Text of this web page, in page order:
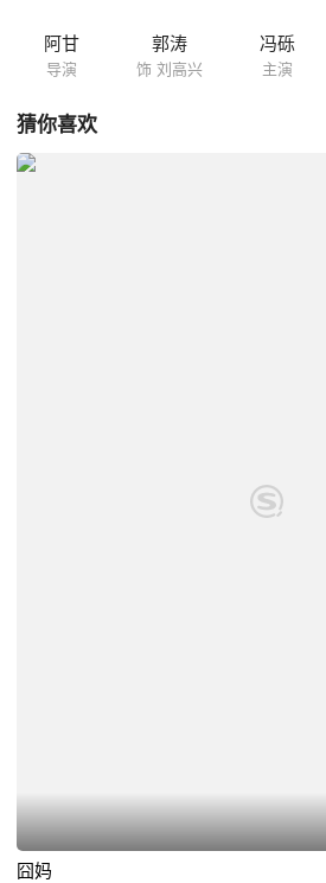
阿甘
导演
郭涛
饰 刘高兴
冯砾
主演
猜你喜欢
囧妈